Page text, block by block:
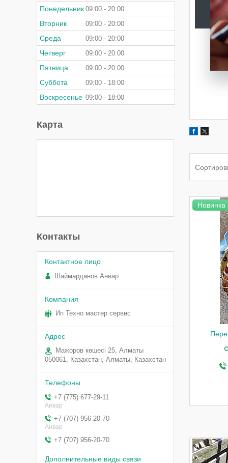
Новинка
Понедельник 09:00 20:00
Вторник 09:00 20:00
Среда 09:00 20:00
Четверг 09:00 20:00
Пятница 09:00 20:00
Суббота 09:00 18:00
Воскресенье 09:00 18:00
Карта
Контакты
Шаймарданов Анвар
Ип Техно мастер сервис
Мажоров көшесі 25, Алматы
050061, Казахстан, Алматы, Казахстан
+7 (775) 677-29-11
Анвар
+7 (707) 956-20-70
Анвар
+7 (707) 956-20-70